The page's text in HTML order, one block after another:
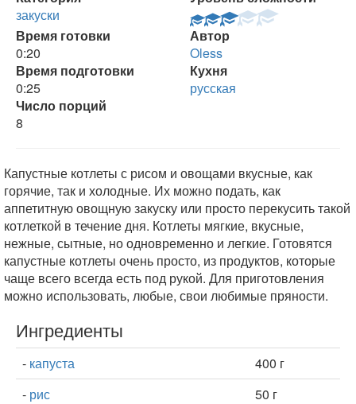
закуски
Время готовки
0:20
Автор
Oless
Время подготовки
0:25
Кухня
русская
Число порций
8
Капустные котлеты с рисом и овощами вкусные, как
горячие, так и холодные. Их можно подать, как
аппетитную овощную закуску или просто перекусить такой
котлеткой в течение дня. Котлеты мягкие, вкусные,
нежные, сытные, но одновременно и легкие. Готовятся
капустные котлеты очень просто, из продуктов, которые
чаще всего всегда есть под рукой. Для приготовления
можно использовать, любые, свои любимые пряности.
Ингредиенты
- капуста
400 г
- рис
50 г